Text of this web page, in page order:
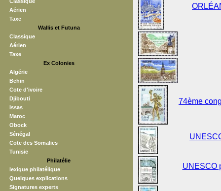
Classique
Aérien
Taxe
Wallis et Futuna
Classique
Aérien
Taxe
Ex Colonies
Algérie
Behin
Cote d'ivoire
Djibouti
Issas
Maroc
Obock
Sénégal
Cote des Somalies
Tunisie
Philatélie
lexique philatélique
Quelques explications
Signatures experts
74ème
UNESCO